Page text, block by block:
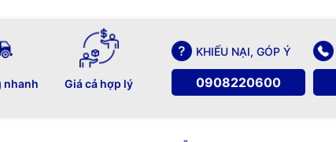
nhanh Giá cả hợp lý
KHIẾU NẠI, GÓP Ý
0908220600